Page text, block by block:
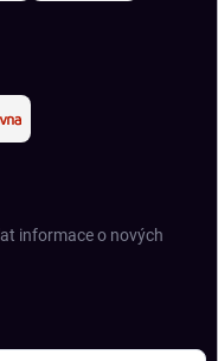
informace o nových